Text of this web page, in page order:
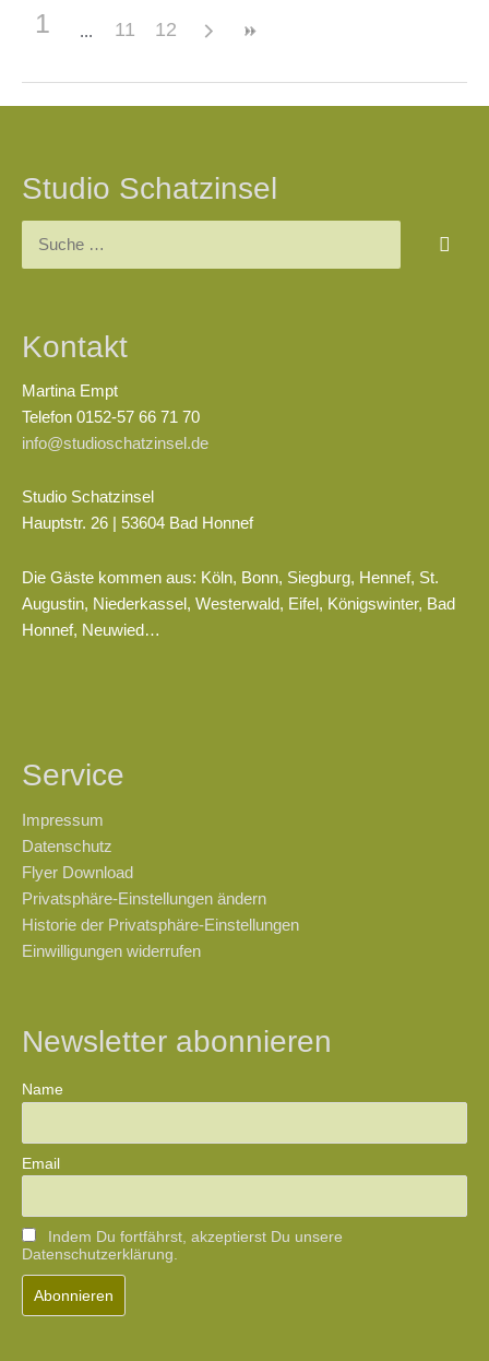
1 11 12
Studio Schatzinsel
Kontakt
Martina Empt
Telefon 0152-57 66 71 70
info@studioschatzinsel.de
Studio Schatzinsel
Hauptstr. 26 | 53604 Bad Honnef
Die Gäste kommen aus: Köln, Bonn, Siegburg, Hennef, St.
Augustin, Niederkassel, Westerwald, Eifel, Königswinter, Bad
Honnef, Neuwied…
Service
Impressum
Datenschutz
Flyer Download
Privatsphäre-Einstellungen ändern
Historie der Privatsphäre-Einstellungen
Einwilligungen widerrufen
Newsletter abonnieren
Name
Email
Indem Du fortfährst, akzeptierst Du unsere
Datenschutzerklärung.